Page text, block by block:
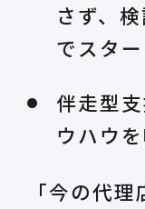
さず、
でスター
伴走型
ウハウ
「今の代